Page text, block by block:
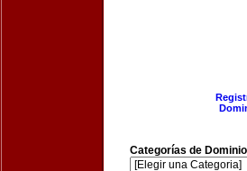
Categorías de